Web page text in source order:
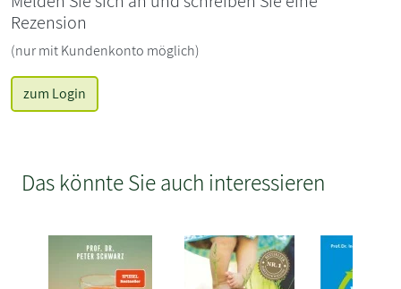
Rezension
(nur mit Kundenkonto möglich)
zum Login
Das könnte Sie auch interessieren